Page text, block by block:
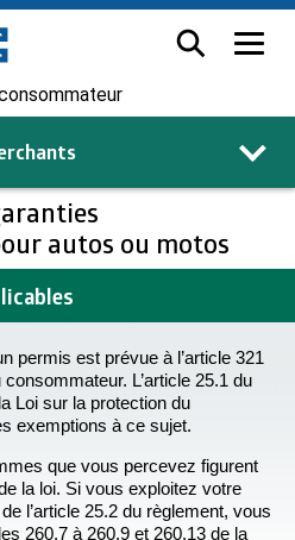
autos ou motos
permis est prévue à l’article 321
L’article 25.1 du
Loi sur la protection du
exemptions à ce sujet.
que vous percevez figurent
la loi. Si vous exploitez votre
l’article 25.2 du règlement, vous
260.7 à 260.9 et 260.13 de la